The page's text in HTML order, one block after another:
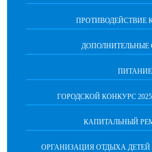
ПРОТИВОДЕЙСТВИЕ
ДОПОЛНИТЕЛЬНЫЕ
ПИТАНИЕ
ГОРОДСКОЙ КОНКУРС
КАПИТАЛЬНЫЙ
ОРГАНИЗАЦИЯ ОТДЫХА